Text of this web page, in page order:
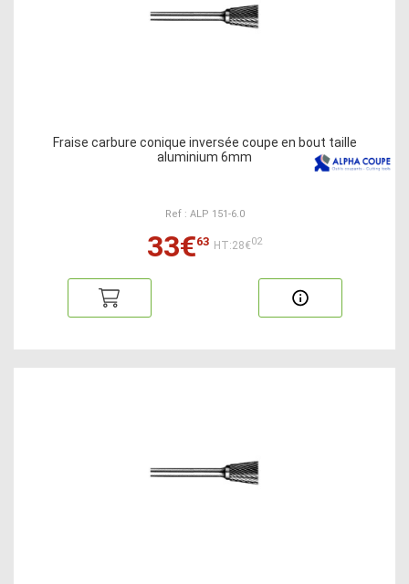
Fraise carbure conique inversée coupe en bout taille
aluminium 6mm
Ref : ALP 151-6.0
33€63 HT:28€02